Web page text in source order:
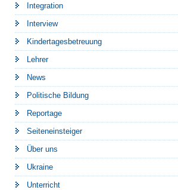
Integration
Interview
Kindertagesbetreuung
Lehrer
News
Politische Bildung
Reportage
Seiteneinsteiger
Über uns
Ukraine
Unterricht